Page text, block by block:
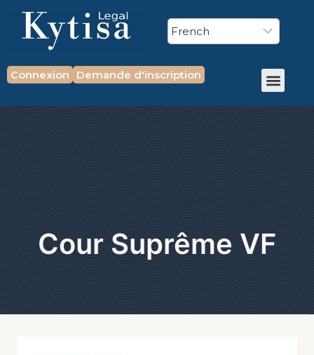
Connexion Demande d'inscription
Cour Suprême VF